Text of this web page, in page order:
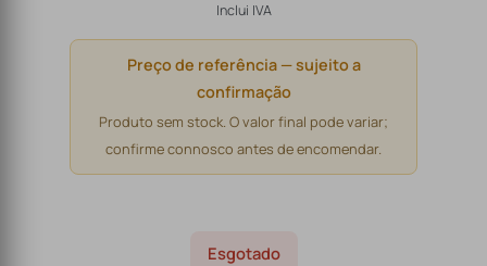
Inclui IVA
Preço de referência — sujeito a
confirmação
Produto sem stock. O valor final pode variar;
confirme connosco antes de encomendar.
Esgotado